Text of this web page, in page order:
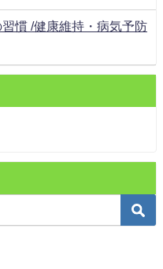
慣 /健康維持・病気予防